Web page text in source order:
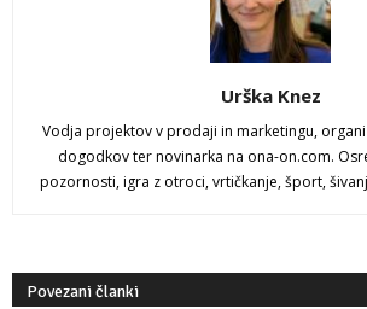
Urška Knez
Vodja projektov v prodaji in marketingu,
dogodkov ter novinarka na ona-on.com.
pozornosti, igra z otroci, vrtičkanje, šport,
Povezani članki